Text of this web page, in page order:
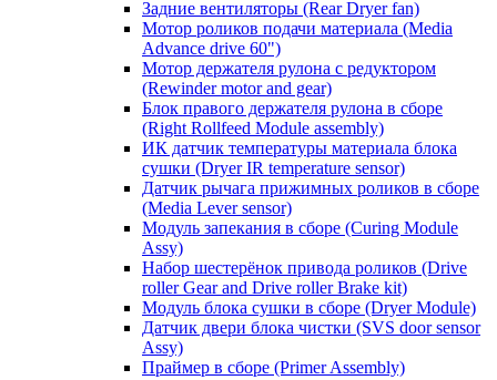
Задние вентиляторы (Rear Dryer fan)
Мотор роликов подачи материала (Media
Advance drive 60")
Мотор держателя рулона с редуктором
(Rewinder motor and gear)
Блок правого держателя рулона в сборе
(Right Rollfeed Module assembly)
ИК датчик температуры материала блока
сушки (Dryer IR temperature sensor)
Датчик рычага прижимных роликов в сборе
(Media Lever sensor)
Модуль запекания в сборе (Curing Module
Assy)
Набор шестерёнок привода роликов (Drive
roller Gear and Drive roller Brake kit)
Модуль блока сушки в сборе (Dryer Module)
Датчик двери блока чистки (SVS door sensor
Assy)
Праймер в сборе (Primer Assembly)